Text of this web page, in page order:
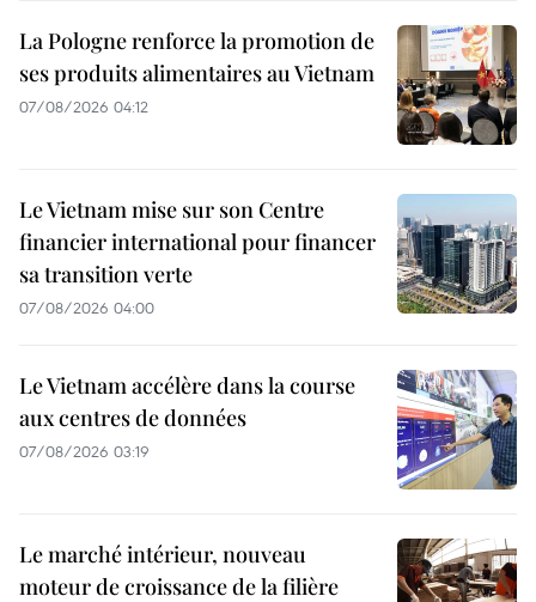
La Pologne renforce la promotion de
ses produits alimentaires au Vietnam
07/08/2026 04:12
Le Vietnam mise sur son Centre
financier international pour financer
sa transition verte
07/08/2026 04:00
Le Vietnam accélère dans la course
aux centres de données
07/08/2026 03:19
Le marché intérieur, nouveau
moteur de croissance de la filière